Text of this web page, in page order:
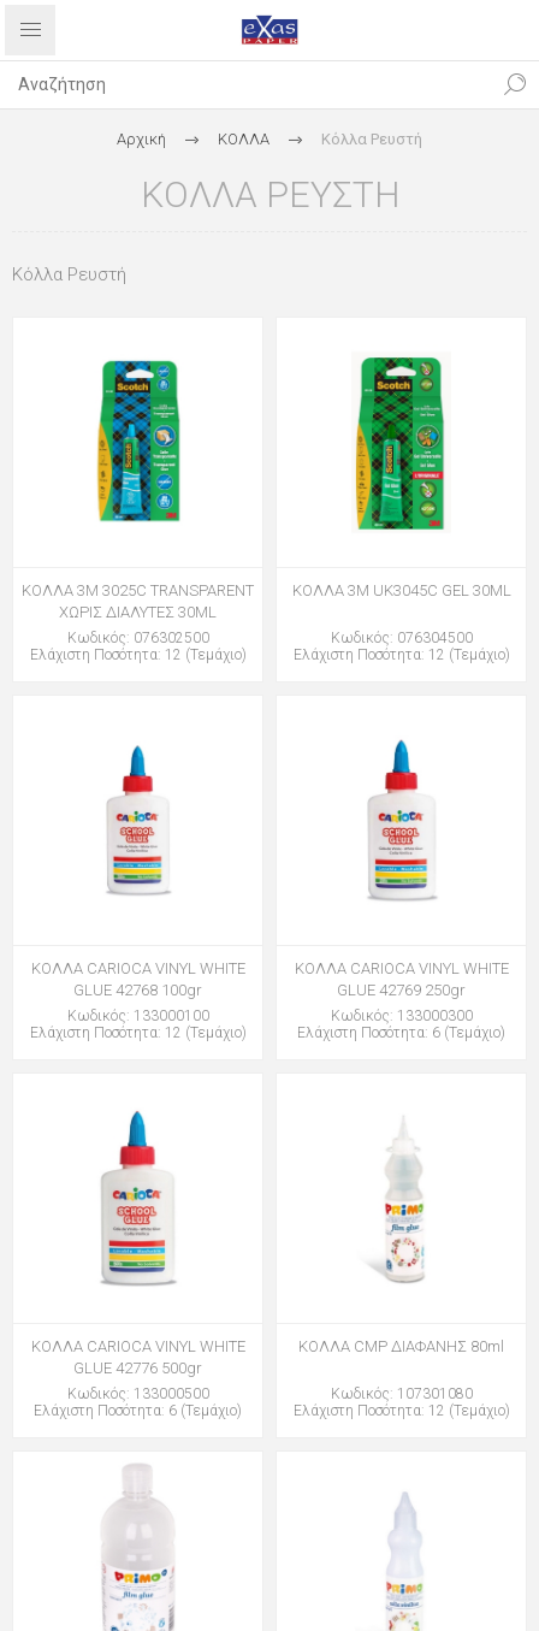
Αρχική ΚΟΛΛΑ Κόλλα Ρευστή
ΚΌΛΛΑ ΡΕΥΣΤΉ
Κόλλα Ρευστή
ΚΟΛΛΑ 3Μ 3025C TRANSPARENT
ΧΩΡΙΣ ΔΙΑΛΥΤΕΣ 30ML
Κωδικός: 076302500
Ελάχιστη Ποσότητα: 12 (Τεμάχιο)
ΚΟΛΛΑ 3Μ UK3045C GEL 30ML
Κωδικός: 076304500
Ελάχιστη Ποσότητα: 12 (Τεμάχιο)
ΚΟΛΛΑ CARIOCA VINYL WHITE
GLUE 42768 100gr
Κωδικός: 133000100
Ελάχιστη Ποσότητα: 12 (Τεμάχιο)
ΚΟΛΛΑ CARIOCA VINYL WHITE
GLUE 42769 250gr
Κωδικός: 133000300
Ελάχιστη Ποσότητα: 6 (Τεμάχιο)
ΚΟΛΛΑ CARIOCA VINYL WHITE
GLUE 42776 500gr
Κωδικός: 133000500
Ελάχιστη Ποσότητα: 6 (Τεμάχιο)
ΚΟΛΛΑ CMP ΔΙΑΦΑΝΗΣ 80ml
Κωδικός: 107301080
Ελάχιστη Ποσότητα: 12 (Τεμάχιο)